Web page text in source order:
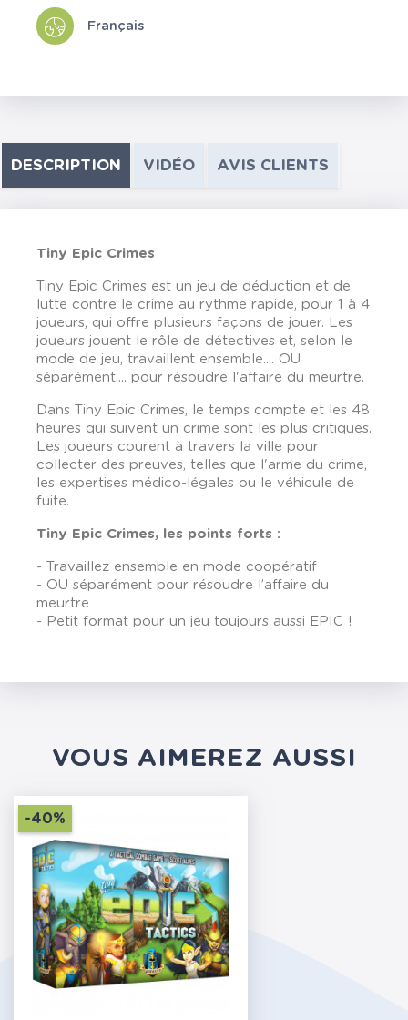
Français
DESCRIPTION VIDÉO AVIS CLIENTS
Tiny Epic Crimes
Tiny Epic Crimes est un jeu de déduction et de
lutte contre le crime au rythme rapide, pour 1 à 4
joueurs, qui offre plusieurs façons de jouer. Les
joueurs jouent le rôle de détectives et, selon le
mode de jeu, travaillent ensemble.... OU
séparément.... pour résoudre l'affaire du meurtre.
Dans Tiny Epic Crimes, le temps compte et les 48
heures qui suivent un crime sont les plus critiques.
Les joueurs courent à travers la ville pour
collecter des preuves, telles que l'arme du crime,
les expertises médico-légales ou le véhicule de
fuite.
Tiny Epic Crimes, les points forts :
- Travaillez ensemble en mode coopératif
- OU séparément pour résoudre l’affaire du
meurtre
- Petit format pour un jeu toujours aussi EPIC !
VOUS AIMEREZ AUSSI
-40%